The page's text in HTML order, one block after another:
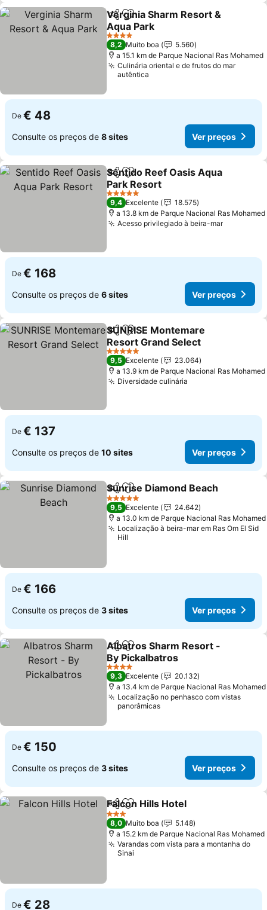
PartilharAdicionar aos favoritos
Verginia Sharm Resort &
Aqua Park
4 Estrelas
8,2 Muito boa
5.560
a 15.1 km de Parque Nacional Ras Mohamed
Culinária oriental e de frutos do mar
autêntica
De € 48
Consulte os preços de 8 sites Ver preços
PartilharAdicionar aos favoritos
Sentido Reef Oasis Aqua
Park Resort
5 Estrelas
9,4 Excelente
18.575
a 13.8 km de Parque Nacional Ras Mohamed
Acesso privilegiado à beira-mar
De € 168
Consulte os preços de 6 sites Ver preços
PartilharAdicionar aos favoritos
SUNRISE Montemare
Resort Grand Select
5 Estrelas
9,5 Excelente
23.064
a 13.9 km de Parque Nacional Ras Mohamed
Diversidade culinária
De € 137
Consulte os preços de 10 sites Ver preços
PartilharAdicionar aos favoritos
Sunrise Diamond Beach
5 Estrelas
9,5 Excelente
24.642
a 13.0 km de Parque Nacional Ras Mohamed
Localização à beira-mar em Ras Om El Sid
Hill
De € 166
Consulte os preços de 3 sites Ver preços
PartilharAdicionar aos favoritos
Albatros Sharm Resort -
By Pickalbatros
4 Estrelas
9,3 Excelente
20.132
a 13.4 km de Parque Nacional Ras Mohamed
Localização no penhasco com vistas
panorâmicas
De € 150
Consulte os preços de 3 sites Ver preços
PartilharAdicionar aos favoritos
Falcon Hills Hotel
3 Estrelas
8,0 Muito boa
5.148
a 15.2 km de Parque Nacional Ras Mohamed
Varandas com vista para a montanha do
Sinai
De € 28